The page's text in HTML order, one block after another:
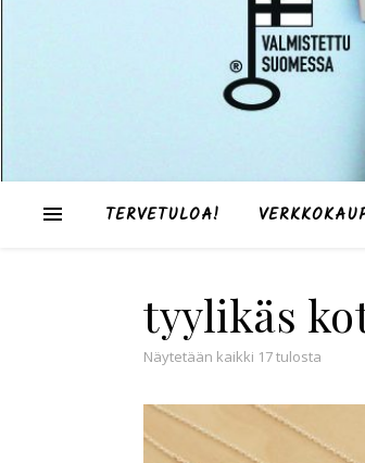
TERVETULOA!
tyylikäs
Näytetään kaikki 17 tulosta